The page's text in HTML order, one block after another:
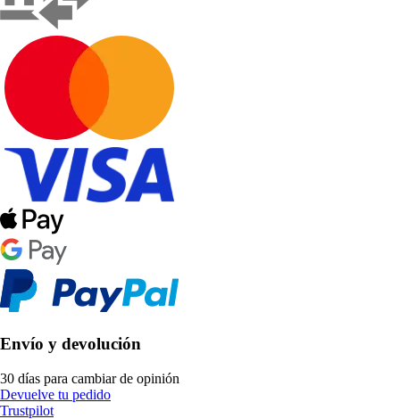
Envío y devolución
30 días para cambiar de opinión
Devuelve tu pedido
Trustpilot